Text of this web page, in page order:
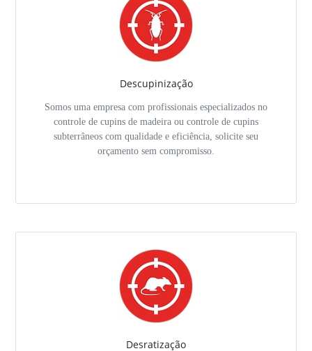
Descupinização
Somos uma empresa com profissionais especializados no
controle de cupins de madeira ou controle de cupins
subterrâneos com qualidade e eficiência, solicite seu
orçamento sem compromisso.
Desratização